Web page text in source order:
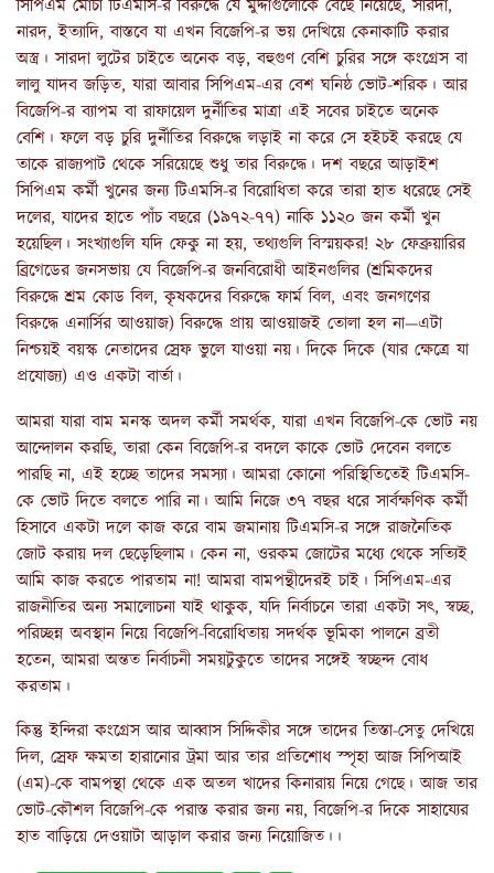
সিপিএম মোর্চা টিএমসি-র বিরুদ্ধে যে মুদ্দাগুলোকে বেছে নিয়েছে, সারদা,
নারদ, ইত্যাদি, বাস্তবে যা এখন বিজেপি-র ভয় দেখিয়ে কেনাকাটি করার
অস্ত্র। সারদা লুটের চাইতে অনেক বড়, বহুগুণ বেশি চুরির সঙ্গে কংগ্রেস বা
লালু যাদব জড়িত, যারা আবার সিপিএম-এর বেশ ঘনিষ্ঠ ভোট-শরিক। আর
বিজেপি-র ব্যাপম বা রাফায়েল দুর্নীতির মাত্রা এই সবের চাইতে অনেক
বেশি। ফলে বড় চুরি দুর্নীতির বিরুদ্ধে লড়াই না করে সে হইচই করছে যে
তাকে রাজ্যপাট থেকে সরিয়েছে শুধু তার বিরুদ্ধে। দশ বছরে আড়াইশ
সিপিএম কর্মী খুনের জন্য টিএমসি-র বিরোধিতা করে তারা হাত ধরেছে সেই
দলের, যাদের হাতে পাঁচ বছরে (১৯৭২-৭৭) নাকি ১১২০ জন কর্মী খুন
হয়েছিল। সংখ্যাগুলি যদি ফেকু না হয়, তথ্যগুলি বিস্ময়কর! ২৮ ফেব্রুয়ারির
ব্রিগেডের জনসভায় যে বিজেপি-র জনবিরোধী আইনগুলির (শ্রমিকদের
বিরুদ্ধে শ্রম কোড বিল, কৃষকদের বিরুদ্ধে ফার্ম বিল, এবং জনগণের
বিরুদ্ধে এনার্সির আওয়াজ) বিরুদ্ধে প্রায় আওয়াজই তোলা হল না—এটা
নিশ্চয়ই বয়স্ক নেতাদের স্রেফ ভুলে যাওয়া নয়। দিকে দিকে (যার ক্ষেত্রে যা
প্রযোজ্য) এও একটা বার্তা।
আমরা যারা বাম মনস্ক অদল কর্মী সমর্থক, যারা এখন বিজেপি-কে ভোট নয়
আন্দোলন করছি, তারা কেন বিজেপি-র বদলে কাকে ভোট দেবেন বলতে
পারছি না, এই হচ্ছে তাদের সমস্যা। আমরা কোনো পরিস্থিতিতেই টিএমসি-
কে ভোট দিতে বলতে পারি না। আমি নিজে ৩৭ বছর ধরে সার্বক্ষণিক কর্মী
হিসাবে একটা দলে কাজ করে বাম জমানায় টিএমসি-র সঙ্গে রাজনৈতিক
জোট করায় দল ছেড়েছিলাম। কেন না, ওরকম জোটের মধ্যে থেকে সত্যিই
আমি কাজ করতে পারতাম না! আমরা বামপন্থীদেরই চাই। সিপিএম-এর
রাজনীতির অন্য সমালোচনা যাই থাকুক, যদি নির্বাচনে তারা একটা সৎ, স্বচ্ছ,
পরিচ্ছন্ন অবস্থান নিয়ে বিজেপি-বিরোধিতায় সদর্থক ভূমিকা পালনে ব্রতী
হতেন, আমরা অন্তত নির্বাচনী সময়টুকুতে তাদের সঙ্গেই স্বচ্ছন্দ বোধ
করতাম।
কিন্তু ইন্দিরা কংগ্রেস আর আব্বাস সিদ্দিকীর সঙ্গে তাদের তিস্তা-সেতু দেখিয়ে
দিল, স্রেফ ক্ষমতা হারানোর ট্রমা আর তার প্রতিশোধ স্পৃহা আজ সিপিআই
(এম)-কে বামপন্থা থেকে এক অতল খাদের কিনারায় নিয়ে গেছে। আজ তার
ভোট-কৌশল বিজেপি-কে পরাস্ত করার জন্য নয়, বিজেপি-র দিকে সাহায্যের
হাত বাড়িয়ে দেওয়াটা আড়াল করার জন্য নিয়োজিত।।